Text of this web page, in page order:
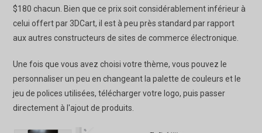
$180 chacun. Bien que ce prix soit considérablement inférieur à
celui offert par 3DCart, il est à peu près standard par rapport
aux autres constructeurs de sites de commerce électronique.
Une fois que vous avez choisi votre thème, vous pouvez le
personnaliser un peu en changeant la palette de couleurs et le
jeu de polices utilisées, télécharger votre logo, puis passer
directement à l'ajout de produits.